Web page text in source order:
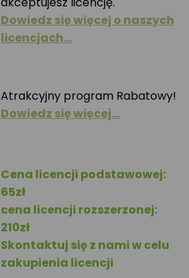
Dowiedz się więcej o naszych
licencjach…
Atrakcyjny program Rabatowy!
Dowiedz się więcej…
Cena licencji podstawowej:
65zł
cena licencji rozszerzonej:
210zł
Skontaktuj się z nami w celu
zakupienia licencji